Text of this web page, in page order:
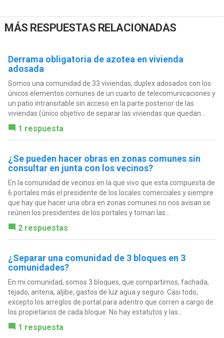
MÁS RESPUESTAS RELACIONADAS
Derrama obligatoria de azotea en vivienda
adosada
Somos una comunidad de 33 viviendas, duplex adosados con los
únicos elementos comunes de un cuarto de telecomunicaciones y
un patio intransitable sin acceso en la parte posterior de las
viviendas (único objetivo de separar las viviendas que quedan...
1 respuesta
¿Se pueden hacer obras en zonas comunes sin
consultar en junta con los vecinos?
En la comunidad de vecinos en la que vivo que esta compuesta de
6 portales más el presidente de los locales comerciales y siempre
que hay que hacer una obra en zonas comunes no nos avisan se
reúnen los presidentes de los portales y toman las...
2 respuestas
¿Separar una comunidad de 3 bloques en 3
comunidades?
En mi comunidad, somos 3 bloques, que compartimos, fachada,
tejado, antena, aljibe, gastos de luz agua y seguro. Casi todo,
excepto los arreglos de portal para adentro que corren a cargo de
los propietarios de cada bloque. No hay estatutos y las...
1 respuesta